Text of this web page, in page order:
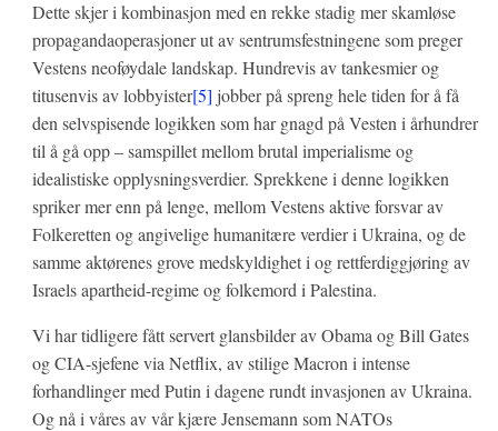
Dette skjer i kombinasjon med en rekke stadig mer skamløse
propagandaoperasjoner ut av sentrumsfestningene som preger
Vestens neoføydale landskap. Hundrevis av tankesmier og
titusenvis av lobbyister[5] jobber på spreng hele tiden for å få
den selvspisende logikken som har gnagd på Vesten i århundrer
til å gå opp – samspillet mellom brutal imperialisme og
idealistiske opplysningsverdier. Sprekkene i denne logikken
spriker mer enn på lenge, mellom Vestens aktive forsvar av
Folkeretten og angivelige humanitære verdier i Ukraina, og de
samme aktørenes grove medskyldighet i og rettferdiggjøring av
Israels apartheid-regime og folkemord i Palestina.
Vi har tidligere fått servert glansbilder av Obama og Bill Gates
og CIA-sjefene via Netflix, av stilige Macron i intense
forhandlinger med Putin i dagene rundt invasjonen av Ukraina.
Og nå i våres av vår kjære Jensemann som NATOs